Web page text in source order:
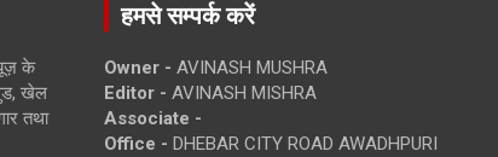
के
खेल
तथा
हमसे सम्पर्क करें
Owner - AVINASH MUSHRA
Editor - AVINASH MISHRA
Associate -
Office - DHEBAR CITY ROAD AWADHPURI